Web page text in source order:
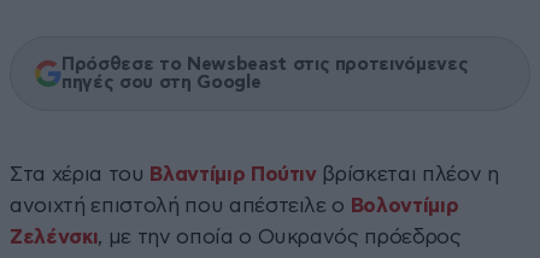
Πρόσθεσε το Newsbeast στις προτεινόμενες
πηγές σου στη Google
Στα χέρια του Βλαντίμιρ Πούτιν βρίσκεται πλέον η
ανοιχτή επιστολή που απέστειλε ο Βολοντίμιρ
Ζελένσκι, με την οποία ο Ουκρανός πρόεδρος